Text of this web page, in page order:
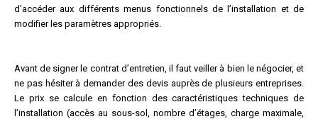
d’accéder aux différents menus fonctionnels de l’installation et de
modifier les paramètres appropriés.
Avant de signer le contrat d’entretien, il faut veiller à bien le négocier, et
ne pas hésiter à demander des devis auprès de plusieurs entreprises.
Le prix se calcule en fonction des caractéristiques techniques de
l’installation (accès au sous-sol, nombre d’étages, charge maximale,